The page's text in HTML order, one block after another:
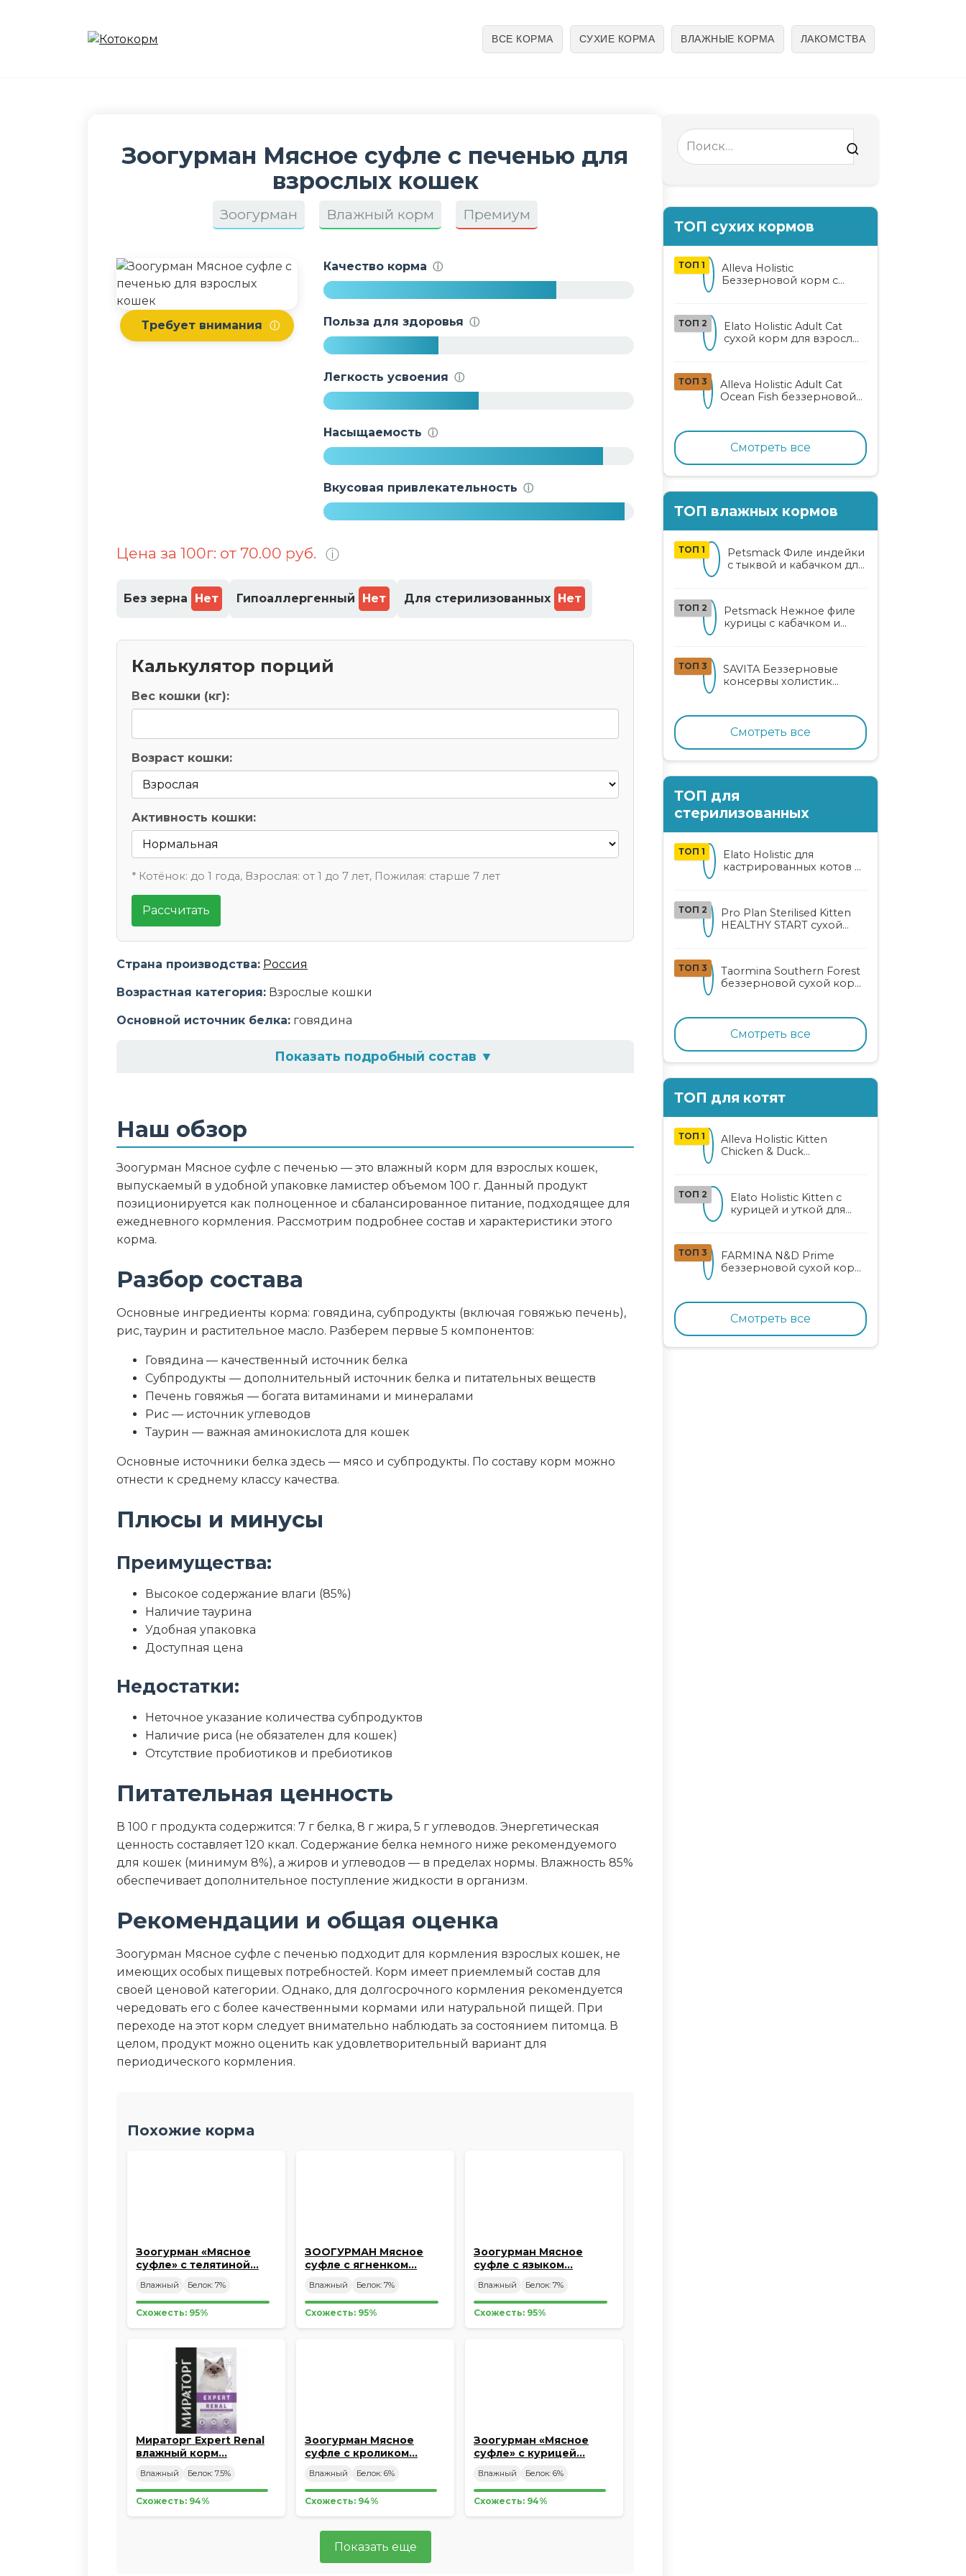
ВСЕ КОРМА СУХИЕ КОРМА ВЛАЖНЫЕ КОРМА ЛАКОМСТВА
Зоогурман Мясное суфле с печенью для
взрослых кошек
Зоогурман Влажный корм Премиум
Требует внимания ⓘ
Качество корма ⓘ
Польза для здоровья ⓘ
Легкость усвоения ⓘ
Насыщаемость ⓘ
Вкусовая привлекательность ⓘ
Цена за 100г: от 70.00 руб. ⓘ
Без зерна Нет Гипоаллергенный Нет Для стерилизованных Нет
Калькулятор порций
Вес кошки (кг):
Возраст кошки:
Активность кошки:
* Котёнок: до 1 года, Взрослая: от 1 до 7 лет, Пожилая: старше 7 лет
Рассчитать
Страна производства: Россия
Возрастная категория: Взрослые кошки
Основной источник белка: говядина
Показать подробный состав ▼
говядина, субпродукты (в т.ч. печень говяжья), рис, таурин, растительное масло
Аналитический состав
протеин - 7,0г, жир – 8,0г, зола – 2,0г, углеводы – 5,0г, влага – 85%
Дополнительные ингредиенты
Пищевая ценность
Белок (%)
Жир (%)
Зола (%)
Влага (%)
Калорийность (ккал/100г) 120
Наш обзор
Зоогурман Мясное суфле с печенью — это влажный корм для взрослых кошек,
выпускаемый в удобной упаковке ламистер объемом 100 г. Данный продукт
позиционируется как полноценное и сбалансированное питание, подходящее для
ежедневного кормления. Рассмотрим подробнее состав и характеристики этого
корма.
Разбор состава
Основные ингредиенты корма: говядина, субпродукты (включая говяжью печень),
рис, таурин и растительное масло. Разберем первые 5 компонентов:
Говядина — качественный источник белка
Субпродукты — дополнительный источник белка и питательных веществ
Печень говяжья — богата витаминами и минералами
Рис — источник углеводов
Таурин — важная аминокислота для кошек
Основные источники белка здесь — мясо и субпродукты. По составу корм можно
отнести к среднему классу качества.
Плюсы и минусы
Преимущества:
Высокое содержание влаги (85%)
Наличие таурина
Удобная упаковка
Доступная цена
Недостатки:
Неточное указание количества субпродуктов
Наличие риса (не обязателен для кошек)
Отсутствие пробиотиков и пребиотиков
Питательная ценность
В 100 г продукта содержится: 7 г белка, 8 г жира, 5 г углеводов. Энергетическая
ценность составляет 120 ккал. Содержание белка немного ниже рекомендуемого
для кошек (минимум 8%), а жиров и углеводов — в пределах нормы. Влажность 85%
обеспечивает дополнительное поступление жидкости в организм.
Рекомендации и общая оценка
Зоогурман Мясное суфле с печенью подходит для кормления взрослых кошек, не
имеющих особых пищевых потребностей. Корм имеет приемлемый состав для
своей ценовой категории. Однако, для долгосрочного кормления рекомендуется
чередовать его с более качественными кормами или натуральной пищей. При
переходе на этот корм следует внимательно наблюдать за состоянием питомца. В
целом, продукт можно оценить как удовлетворительный вариант для
периодического кормления.
Похожие корма
Зоогурман «Мясное
суфле» с телятиной…
Влажный Белок: 7%
Схожесть: 95%
ЗООГУРМАН Мясное
суфле с ягненком…
Влажный Белок: 7%
Схожесть: 95%
Зоогурман Мясное
суфле с языком…
Влажный Белок: 7%
Схожесть: 95%
Мираторг Expert Renal
влажный корм…
Влажный Белок: 7.5%
Схожесть: 94%
Зоогурман Мясное
суфле с кроликом…
Влажный Белок: 6%
Схожесть: 94%
Зоогурман «Мясное
суфле» с курицей…
Влажный Белок: 6%
Схожесть: 94%
Показать еще
Search
for:
ТОП сухих кормов
ТОП 1
Alleva Holistic
Беззерновой корм с
ТОП 2
Elato Holistic Adult Cat
сухой корм для взрослых
ТОП 3
Alleva Holistic Adult Cat
Ocean Fish беззерновой
рыбой, коноплей и алоэ
вера
Смотреть все
ТОП влажных кормов
ТОП 1
Petsmack Филе индейки
с тыквой и кабачком для
ТОП 2
Petsmack Нежное филе
курицы с кабачком и
ТОП 3
SAVITA Беззерновые
консервы холистик
Смотреть все
ТОП для
стерилизованных
ТОП 1
Elato Holistic для
кастрированных котов и
ТОП 2
Pro Plan Sterilised Kitten
HEALTHY START сухой
лососем
ТОП 3
Taormina Southern Forest
беззерновой сухой корм
ягодами и овощами
Смотреть все
ТОП для котят
ТОП 1
Alleva Holistic Kitten
Chicken & Duck
ТОП 2
Elato Holistic Kitten с
курицей и уткой для
ТОП 3
FARMINA N&D Prime
беззерновой сухой корм
курицей и гранатом
Смотреть все